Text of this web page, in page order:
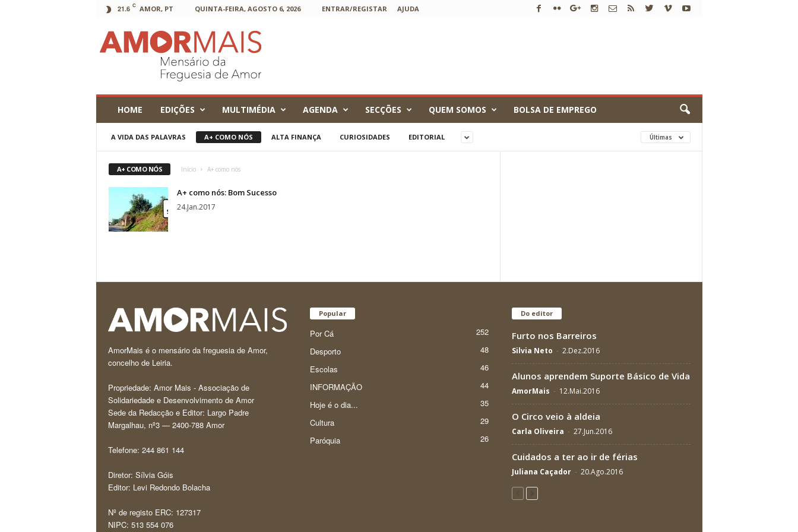
21.6 C AMOR, PT QUINTA-FEIRA, AGOSTO 6, 2026 ENTRAR/REGISTAR AJUDA
HOME EDIÇÕES MULTIMÉDIA AGENDA SECÇÕES QUEM SOMOS BOLSA DE EMPREGO
A VIDA DAS PALAVRAS A+ COMO NÓS ALTA FINANÇA CURIOSIDADES EDITORIAL Últimas
A+ COMO NÓS Início A+ como nós
A+ como nós: Bom Sucesso
24.Jan.2017
AmorMais é o mensário da freguesia de Amor,
concelho de Leiria.
Propriedade: Amor Mais - Associação de
Solidariedade e Desenvolvimento de Amor
Sede da Redacção e Editor: Largo Padre
Margalhau, nº3 — 2400-788 Amor
Telefone: 244 861 144
Diretor: Sílvia Góis
Editor: Levi Redondo Bolacha
Nº de registo ERC: 127317
NIPC: 513 554 076
Popular
Por Cá
252
Desporto
48
Escolas
46
INFORMAÇÃO
44
Hoje é o dia...
35
Cultura
29
Paróquia
26
Do editor
Furto nos Barreiros
Silvia Neto - 2.Dez.2016
Alunos aprendem Suporte Básico de Vida
AmorMais - 12.Mai.2016
O Circo veio à aldeia
Carla Oliveira - 27.Jun.2016
Cuidados a ter ao ir de férias
Juliana Caçador - 20.Ago.2016